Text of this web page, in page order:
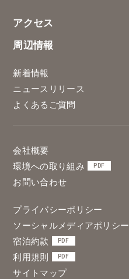
アクセス
周辺情報
新着情報
ニュースリリース
よくあるご質問
会社概要
環境への取り組み
PDF
お問い合わせ
プライバシーポリシー
ソーシャルメディアポリシー
宿泊約款
PDF
利用規則 PDF
サイトマップ